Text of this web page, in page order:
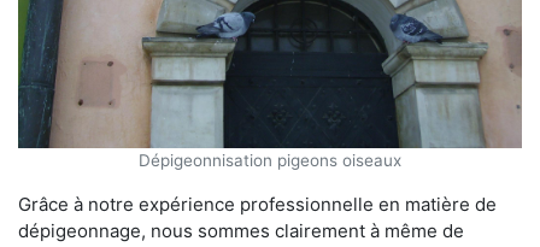
Dépigeonnisation pigeons oiseaux
Grâce à notre expérience professionnelle en matière de
dépigeonnage, nous sommes clairement à même de